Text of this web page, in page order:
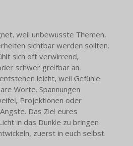
weil unbewusste Themen,
sichtbar werden sollten.
sich oft verwirrend,
schwer greifbar an.
leicht, weil Gefühle
Worte. Spannungen
Projektionen oder
Das Ziel eures
in das Dunkle zu bringen
zuerst in euch selbst.